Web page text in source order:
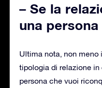
– Se la
una persona
Ultima nota, non meno
tipologia di relazione
persona che vuoi